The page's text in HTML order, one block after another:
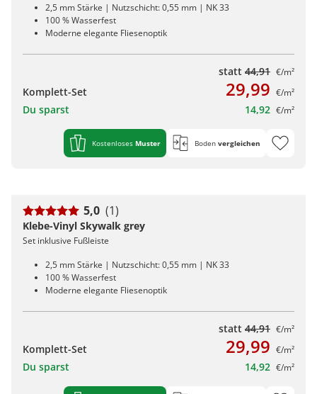
2,5 mm Stärke | Nutzschicht: 0,55 mm | NK 33
100 % Wasserfest
Moderne elegante Fliesenoptik
statt 44,91 €/m²
Komplett-Set 29,99 €/m²
Du sparst 14,92 €/m²
Kostenloses Muster Boden vergleichen
5,0 (1)
Klebe-Vinyl Skywalk grey
Set inklusive Fußleiste
2,5 mm Stärke | Nutzschicht: 0,55 mm | NK 33
100 % Wasserfest
Moderne elegante Fliesenoptik
statt 44,91 €/m²
Komplett-Set 29,99 €/m²
Du sparst 14,92 €/m²